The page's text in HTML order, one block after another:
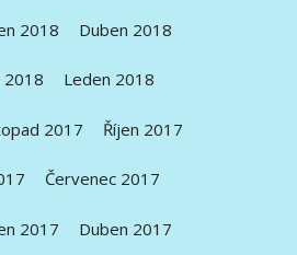
2018 Duben 2018
2018 Leden 2018
2017 Říjen 2017
Červenec 2017
2017 Duben 2017